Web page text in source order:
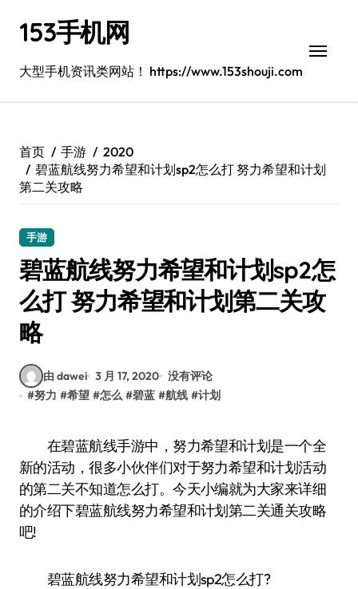
153手机网
大型手机资讯类网站！ https://www.153shouji.com
首页 手游
2020
碧蓝航线努力希望和计划sp2怎么打 努力希望和计划
第二关攻略
手游
碧蓝航线努力希望和计划sp2怎
么打 努力希望和计划第二关攻
略
由 dawei 3 月 17, 2020 没有评论
#努力 #希望 #怎么 #碧蓝 #航线 #计划
在碧蓝航线手游中，努力希望和计划是一个全
新的活动，很多小伙伴们对于努力希望和计划活动
的第二关不知道怎么打。今天小编就为大家来详细
的介绍下碧蓝航线努力希望和计划第二关通关攻略
吧!
碧蓝航线努力希望和计划sp2怎么打?